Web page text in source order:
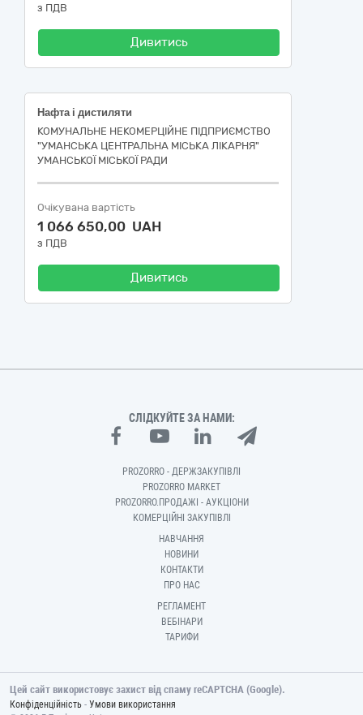
з ПДВ
Дивитись
Нафта і дистиляти
КОМУНАЛЬНЕ НЕКОМЕРЦІЙНЕ ПІДПРИЄМСТВО
"УМАНСЬКА ЦЕНТРАЛЬНА МІСЬКА ЛІКАРНЯ"
УМАНСЬКОЇ МІСЬКОЇ РАДИ
Очікувана вартість
1 066 650,00 UAH
з ПДВ
Дивитись
СЛІДКУЙТЕ ЗА НАМИ:
PROZORRO - ДЕРЖЗАКУПІВЛІ
PROZORRO MARKET
PROZORRO.ПРОДАЖІ - АУКЦІОНИ
КОМЕРЦІЙНІ ЗАКУПІВЛІ
НАВЧАННЯ
НОВИНИ
КОНТАКТИ
ПРО НАС
РЕГЛАМЕНТ
ВЕБІНАРИ
ТАРИФИ
Цей сайт використовує захист від спаму reCAPTCHA (Google).
Конфіденційність - Умови використання